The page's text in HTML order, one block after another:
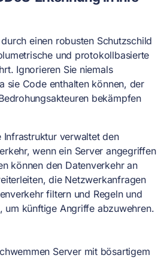
einen robusten Schutzschild
und protokollbasierte
Ignorieren Sie niemals
sie Code enthalten können, der
bekämpfen
Infrastruktur verwaltet den
wenn ein Server angegriffen
können den Datenverkehr an
die Netzwerkanfragen
filtern und Regeln und
um künftige Angriffe abzuwehren.
Server mit bösartigem